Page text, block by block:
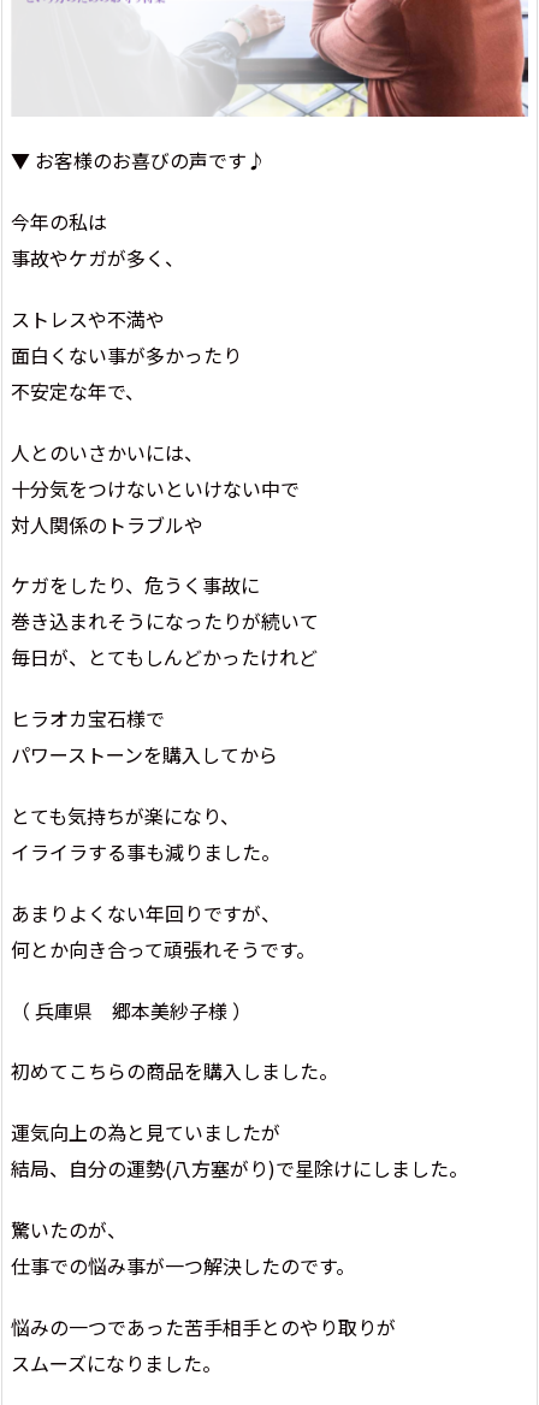
▼ お客様のお喜びの声です♪
今年の私は
事故やケガが多く、
ストレスや不満や
面白くない事が多かったり
不安定な年で、
人とのいさかいには、
十分気をつけないといけない中で
対人関係のトラブルや
ケガをしたり、危うく事故に
巻き込まれそうになったりが続いて
毎日が、とてもしんどかったけれど
ヒラオカ宝石様で
パワーストーンを購入してから
とても気持ちが楽になり、
イライラする事も減りました。
あまりよくない年回りですが、
何とか向き合って頑張れそうです。
（ 兵庫県 郷本美紗子様 ）
初めてこちらの商品を購入しました。
運気向上の為と見ていましたが
結局、自分の運勢(八方塞がり)で星除けにしました。
驚いたのが、
仕事での悩み事が一つ解決したのです。
悩みの一つであった苦手相手とのやり取りが
スムーズになりました。